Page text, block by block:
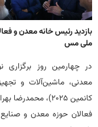
بازدید رئیس خانه معدن و
ملی مس
در چهارمین روز برگزاری
معدنی، ماشین‌آلات و
کانمین ۲۰۲۵)،
فعالان حوزه معدن و